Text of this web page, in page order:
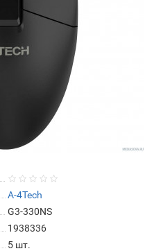
A-4Tech
G3-330NS
1938336
5 шт.